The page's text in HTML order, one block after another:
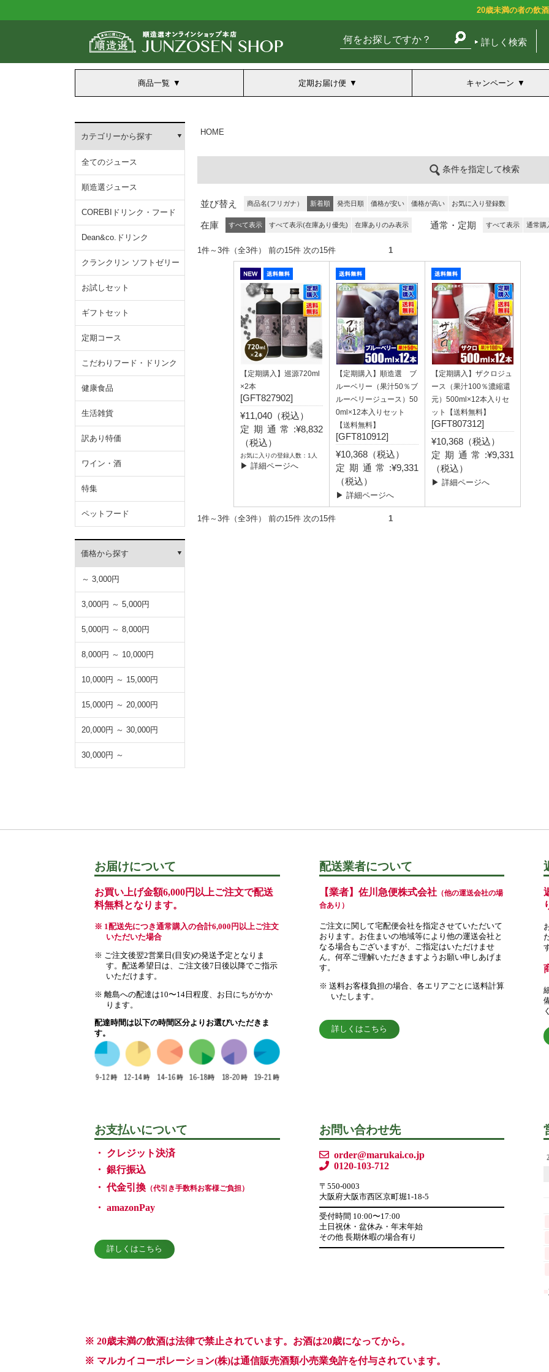
20歳未満の者の飲
詳しく検索
商品一覧 定期お届け便 キャンペーン
カテゴリーから探す
全てのジュース
順造選ジュース
COREBIドリンク・フード
Dean&co.ドリンク
クランクリン ソフトゼリー
お試しセット
ギフトセット
定期コース
こだわりフード・ドリンク
健康食品
生活雑貨
訳あり特価
ワイン・酒
特集
ペットフード
価格から探す
～ 3,000円
3,000円 ～ 5,000円
5,000円 ～ 8,000円
8,000円 ～ 10,000円
10,000円 ～ 15,000円
15,000円 ～ 20,000円
20,000円 ～ 30,000円
30,000円 ～
HOME
条件を指定して検索
並び替え 商品名(フリガナ） 新着順 発売日順 価格が安い 価格が高い お気に入り登録数
在庫 すべて表示 すべて表示(在庫あり優先) 在庫ありのみ表示 通常・定期 すべて表示 通常購
1件～3件（全3件） 前の15件 次の15件 1
【定期購入】巡源720ml
×2本
[GFT827902]
¥11,040（税込）
定期通常:¥8,832
（税込）
お気に入りの登録人数：1人
▶ 詳細ページへ
【定期購入】順造選 ブ
ルーベリー（果汁50％ブ
ルーベリージュース）50
0ml×12本入りセット
【送料無料】
[GFT810912]
¥10,368（税込）
定期通常:¥9,331
（税込）
▶ 詳細ページへ
【定期購入】ザクロジュ
ース（果汁100％濃縮還
元）500ml×12本入りセ
ット【送料無料】
[GFT807312]
¥10,368（税込）
定期通常:¥9,331
（税込）
▶ 詳細ページへ
1件～3件（全3件） 前の15件 次の15件 1